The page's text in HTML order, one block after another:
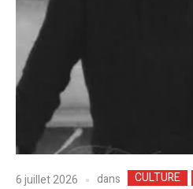
6 juillet 2026 dans CULTURE